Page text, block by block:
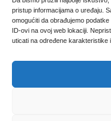
pristup informacijama o uređaju.
omogućiti da obrađujemo
ID-ovi na ovoj web lokaciji.
uticati na određene karakteristike i